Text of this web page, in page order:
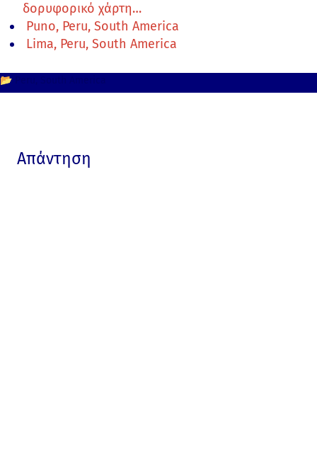
δορυφορικό χάρτη…
Puno, Peru, South America
Lima, Peru, South America
📂
Απάντηση